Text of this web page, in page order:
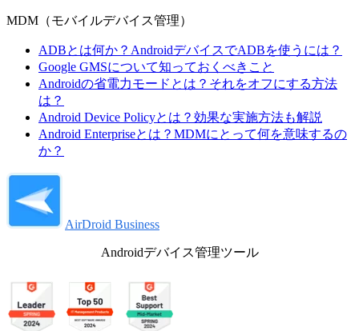
MDM（モバイルデバイス管理）
ADBとは何か？AndroidデバイスでADBを使うには？
Google GMSについて知っておくべきこと
Androidの省電力モードとは？それをオフにする方法
は？
Android Device Policyとは？効果な実施方法も解説
Android Enterpriseとは？MDMにとって何を意味するの
か？
AirDroid Business
Androidデバイス管理ツール